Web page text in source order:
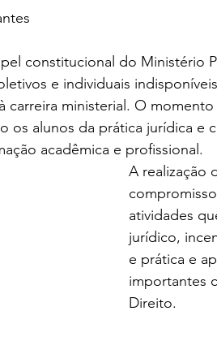
constitucional do Ministério
e individuais
carreira ministerial. O
os alunos da prática jurídica e
acadêmica e profissional.
A realização
atividades
jurídico,
e prática e
importantes
Direito.